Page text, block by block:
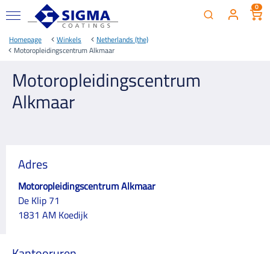
0
Homepage Winkels
Netherlands (the)
Motoropleidingscentrum Alkmaar
Motoropleidingscentrum
Alkmaar
Adres
Motoropleidingscentrum Alkmaar
De Klip 71
1831 AM Koedijk